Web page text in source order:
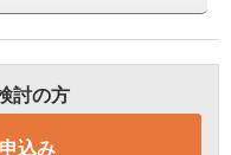
討の方
込み